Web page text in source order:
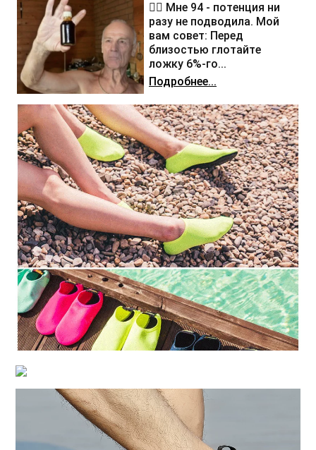
❤️‍🔥 Мне 94 - потенция ни
разу не подводила. Мой
вам совет: Перед
близостью глотайте
ложку 6%-го...
Подробнее...